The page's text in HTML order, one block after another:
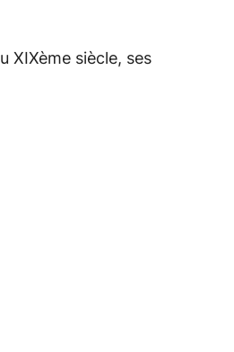
XIXème siècle, ses